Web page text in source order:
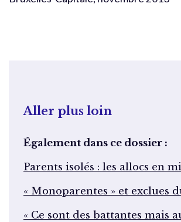
Aller plus loin
Également dans ce dossier :
Parents isolés : les allocs en
« Monoparentes » et exclues
« Ce sont des battantes mais